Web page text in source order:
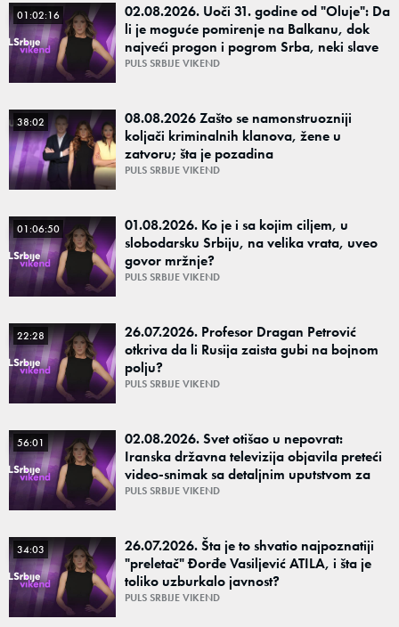
01:02:16
02.08.2026. Uoči 31. godine od "Oluje": Da
li je moguće pomirenje na Balkanu, dok
najveći progon i pogrom Srba, neki slave
kao praznik i nacionalni ponos?
PULS SRBIJE VIKEND
38:02
08.08.2026 Zašto se namonstruozniji
koljači kriminalnih klanova, žene u
zatvoru; šta je pozadina
PULS SRBIJE VIKEND
01:06:50
01.08.2026. Ko je i sa kojim ciljem, u
slobodarsku Srbiju, na velika vrata, uveo
govor mržnje?
PULS SRBIJE VIKEND
22:28
26.07.2026. Profesor Dragan Petrović
otkriva da li Rusija zaista gubi na bojnom
polju?
PULS SRBIJE VIKEND
56:01
02.08.2026. Svet otišao u nepovrat:
Iranska državna televizija objavila preteći
video-snimak sa detaljnim uputstvom za
ubistvo Melanije i Barona Trampa?
PULS SRBIJE VIKEND
34:03
26.07.2026. Šta je to shvatio najpoznatiji
"preletač" Đorđe Vasiljević ATILA, i šta je
toliko uzburkalo javnost?
PULS SRBIJE VIKEND